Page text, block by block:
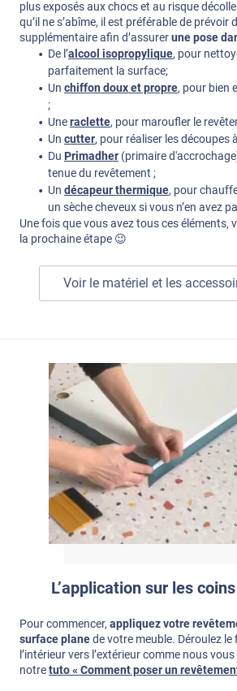
plus exposés aux chocs et au risque
qu’il ne s’abîme, il est préférable de prévoir
supplémentaire afin d’assurerune pose
De l’alcool isopropylique, pour
parfaitement la surface;
Un chiffon doux et propre, pour bien
;
Uneraclette, pour maroufler le
Un cutter, pour réaliser les découpes
Du Primadher(primaire
tenue du revêtement ;
Un décapeur thermique, pour
un sèche cheveux si vous n’en avez
Une fois que vous avez tous ces éléments,
la prochaine étape 😉
Voir le matériel et les
L’application sur les
Pour commencer, appliquez votre
surface planede votre meuble. Déroulez
l’intérieur vers l’extérieur comme nous
notretuto « Comment poser un